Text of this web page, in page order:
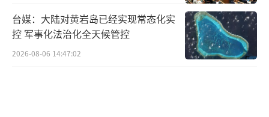
马斯克团队的优势，并非体现在某一个单
点的绝对技术压制，而在于整体产品化思路更
明确，对目标更聚焦，愿意在实用性、安全
台媒：大陆对黄岩岛已经实现常态化实
控 军事化法治化全天候管控
2026-08-06 14:47:02